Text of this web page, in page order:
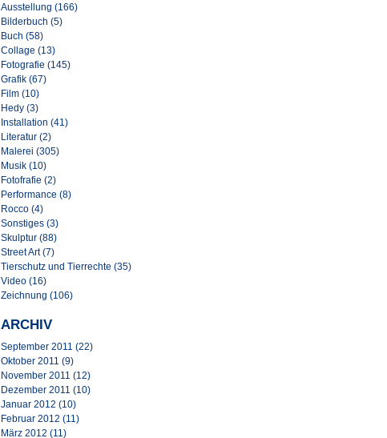
Ausstellung (166)
Bilderbuch (5)
Buch (58)
Collage (13)
Fotografie (145)
Grafik (67)
Film (10)
Hedy (3)
Installation (41)
Literatur (2)
Malerei (305)
Musik (10)
Fotofrafie (2)
Performance (8)
Rocco (4)
Sonstiges (3)
Skulptur (88)
Street Art (7)
Tierschutz und Tierrechte (35)
Video (16)
Zeichnung (106)
ARCHIV
September 2011 (22)
Oktober 2011 (9)
November 2011 (12)
Dezember 2011 (10)
Januar 2012 (10)
Februar 2012 (11)
März 2012 (11)